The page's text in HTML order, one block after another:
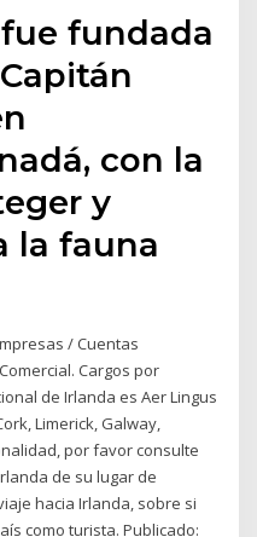
fundada
con la
y
la fauna
/ Cuentas
Cargos por
de Irlanda es Aer Lingus
Limerick, Galway,
por favor consulte
de su lugar de
hacia Irlanda, sobre si
como turista. Publicado: